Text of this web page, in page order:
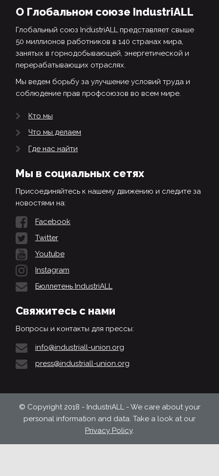
О Глобальном союзе IndustriALL
Глобальный союз IndustriALL представляет свыше
50 миллионов работников в 140 странах мира,
занятых в горнодобывающей, энергетической и
перерабатывающих отраслях.
Мы ведем борьбу за улучшение условий труда и
соблюдение прав профсоюзов во всем мире.
Кто мы
Что мы делаем
Где нас найти
Мы в социальных сетях
Присоединяйтесь к нашему движению и следите за
новостями на:
Facebook
Twitter
Youtube
Instagram
Бюллетень IndustriALL
Свяжитесь с нами
Вопросы и контакты для прессы:
info@industriall-union.org
press@industriall-union.org
© Copyright 2018 - IndustriALL - We care about your
personal information and data. Take a look at our
Privacy Policy.